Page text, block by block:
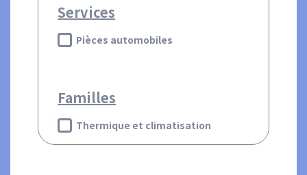
Services
Pièces automobiles
Familles
Thermique et climatisation